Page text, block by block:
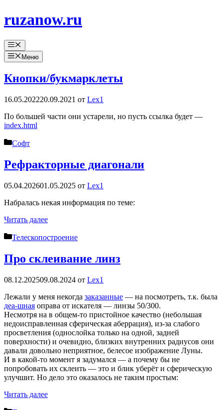
к
ruzanow.ru
Меню
Меню
Кнопки/букмарклеты
16.05.202220.09.2021 от Lex1
По большей части они устарели, но пусть ссылка будет —
index.html
Рубрики
Софт
Рефракторные диагонали
05.04.202601.05.2025 от Lex1
Набралась некая информация по теме:
Читать далее
Рубрики
Телескопостроение
Про склеивание линз
08.12.202509.08.2024 от Lex1
Лежали у меня некогда заказанные — на посмотреть, т.к. была
деа-шная оправа от искателя — линзы 50/300.
Несмотря на в общем-то пристойное качество (небольшая
недоисправленная сферическая аберрация), из-за слабого
просветления (однослойка только на одной, задней
поверхности) и очевидно, близких внутренних радиусов они
давали довольно неприятное, белесое изображение Луны.
И в какой-то момент я задумался — а почему бы не
попробовать их склеить — это и блик уберёт и сферическую
улучшит. Но дело это оказалось не таким простым:
Читать далее